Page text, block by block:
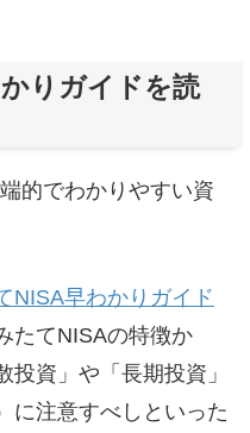
りガイドを読
的でわかりやすい資
NISA早わかりガイド
たてNISAの特徴か
投資」や「長期投資」
に注意すべしといった